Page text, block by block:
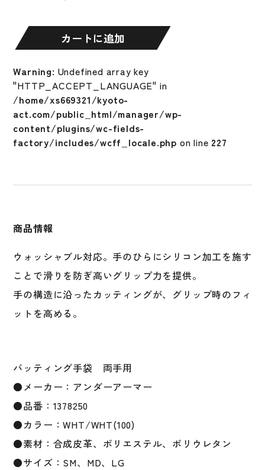
両
手
ア
ン
ダ
ー
ア
ー
UNDER
ク
ー
ン
ア
ッ
プ
テ
ィ
ン
グ
グ
ロ
ー
ブ
カートに追加
Warning: Undefined array key
"HTTP_ACCEPT_LANGUAGE" in
/home/xs669321/kyoto-
act.com/public_html/manager/wp-
content/plugins/wc-fields-
factory/includes/wcff_locale.php on line 227
商品情報
ウォッシャブル対応。手のひらにシリコン加工を施す
ことで滑りを防ぎ高いグリップ力を提供。
手の構造に沿ったカッティングが、グリップ時のフィ
ットを高める。
バッティング手袋 両手用
●メーカー：アンダーアーマー
●品番：1378250
●カラー：WHT/WHT(100)
●素材：合成皮革、ポリエステル、ポリウレタン
●サイズ：SM、MD、LG